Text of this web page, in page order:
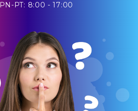
PN-PT: 8:00 - 17:00